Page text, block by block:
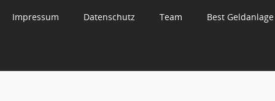
Impressum Datenschutz Team Best Geldanlage